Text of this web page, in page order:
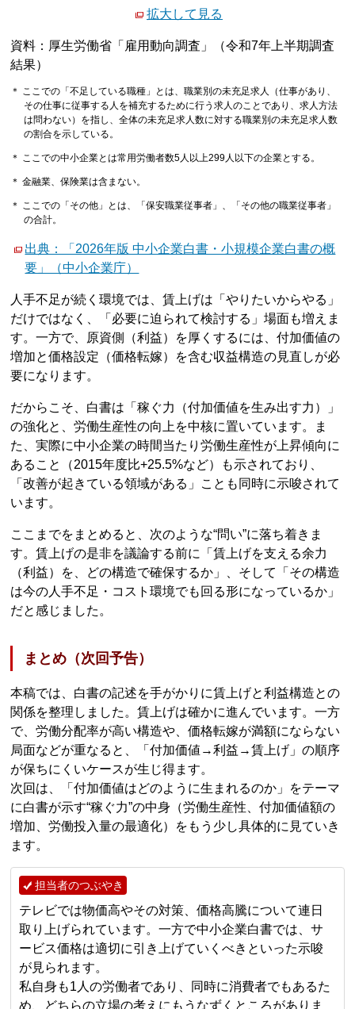
拡大して見る
資料：厚生労働省「雇用動向調査」（令和7年上半期調査
結果）
＊ ここでの「不足している職種」とは、職業別の未充足求人（仕事があり、
その仕事に従事する人を補充するために行う求人のことであり、求人方法
は問わない）を指し、全体の未充足求人数に対する職業別の未充足求人数
の割合を示している。
＊ ここでの中小企業とは常用労働者数5人以上299人以下の企業とする。
＊ 金融業、保険業は含まない。
＊ ここでの「その他」とは、「保安職業従事者」、「その他の職業従事者」
の合計。
出典：「2026年版 中小企業白書・小規模企業白書の概
要」（中小企業庁）
人手不足が続く環境では、賃上げは「やりたいからやる」
だけではなく、「必要に迫られて検討する」場面も増えま
す。一方で、原資側（利益）を厚くするには、付加価値の
増加と価格設定（価格転嫁）を含む収益構造の見直しが必
要になります。
だからこそ、白書は「稼ぐ力（付加価値を生み出す力）」
の強化と、労働生産性の向上を中核に置いています。ま
た、実際に中小企業の時間当たり労働生産性が上昇傾向に
あること（2015年度比+25.5%など）も示されており、
「改善が起きている領域がある」ことも同時に示唆されて
います。
ここまでをまとめると、次のような“問い”に落ち着きま
す。賃上げの是非を議論する前に「賃上げを支える余力
（利益）を、どの構造で確保するか」、そして「その構造
は今の人手不足・コスト環境でも回る形になっているか」
だと感じました。
まとめ（次回予告）
本稿では、白書の記述を手がかりに賃上げと利益構造との
関係を整理しました。賃上げは確かに進んでいます。一方
で、労働分配率が高い構造や、価格転嫁が満額にならない
局面などが重なると、「付加価値→利益→賃上げ」の順序
が保ちにくいケースが生じ得ます。
次回は、「付加価値はどのように生まれるのか」をテーマ
に白書が示す“稼ぐ力”の中身（労働生産性、付加価値額の
増加、労働投入量の最適化）をもう少し具体的に見ていき
ます。
担当者のつぶやき
テレビでは物価高やその対策、価格高騰について連日
取り上げられています。一方で中小企業白書では、サ
ービス価格は適切に引き上げていくべきといった示唆
が見られます。
私自身も1人の労働者であり、同時に消費者でもあるた
め、どちらの立場の考えにもうなずくところがありま